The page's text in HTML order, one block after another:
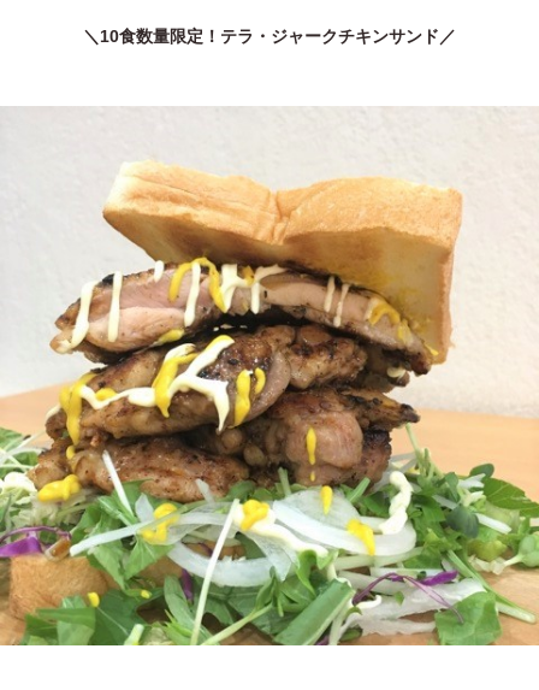
＼10食数量限定！テラ・ジャークチキンサンド／